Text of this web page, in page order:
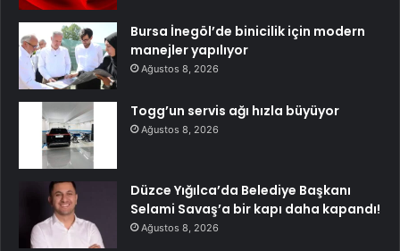
Bursa İnegöl’de binicilik için modern
manejler yapılıyor
Ağustos 8, 2026
Togg’un servis ağı hızla büyüyor
Ağustos 8, 2026
Düzce Yığılca’da Belediye Başkanı
Selami Savaş’a bir kapı daha kapandı!
Ağustos 8, 2026